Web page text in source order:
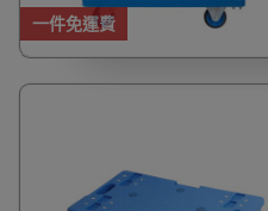
一件免運費